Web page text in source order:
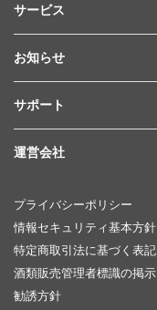
サービス
お知らせ
サポート
運営会社
プライバシーポリシー
情報セキュリティ基本方針
特定商取引法に基づく表記
酒類販売管理者標識の掲示
勧誘方針